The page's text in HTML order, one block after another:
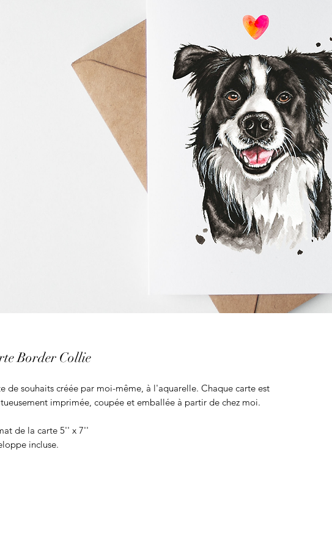
Border Collie
de souhaits créée par moi-même, à l'aquarelle. Chaque carte est
imprimée, coupée et emballée à partir de chez moi.
de la carte 5'' x 7''
incluse.